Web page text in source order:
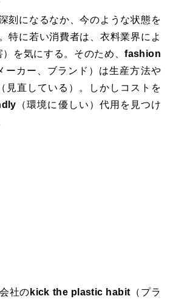
刻になるなか、今のような状態を
特に若い消費者は、衣料業界によ
）を気にする。そのため、fashion
ーカー、ブランド）は生産方法や
（見直している）。しかしコストを
（環境に優しい）代用を見つけ
社の kick the plastic habit （プラ